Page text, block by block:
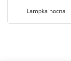
Lampka nocna